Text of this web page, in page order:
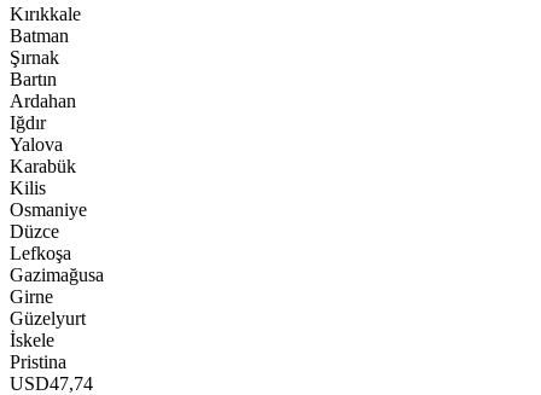
Kırıkkale
Batman
Şırnak
Bartın
Ardahan
Iğdır
Yalova
Karabük
Kilis
Osmaniye
Düzce
Lefkoşa
Gazimağusa
Girne
Güzelyurt
İskele
Pristina
USD47,74